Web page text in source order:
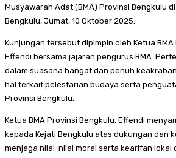
Musyawarah Adat (BMA) Provinsi Bengkulu
Bengkulu, Jumat, 10 Oktober 2025.
Kunjungan tersebut dipimpin oleh Ketua
Effendi bersama jajaran pengurus BMA.
dalam suasana hangat dan penuh
hal terkait pelestarian budaya serta
Provinsi Bengkulu.
Ketua BMA Provinsi Bengkulu, Effendi
kepada Kejati Bengkulu atas dukungan dan
menjaga nilai-nilai moral serta kearifan lokal